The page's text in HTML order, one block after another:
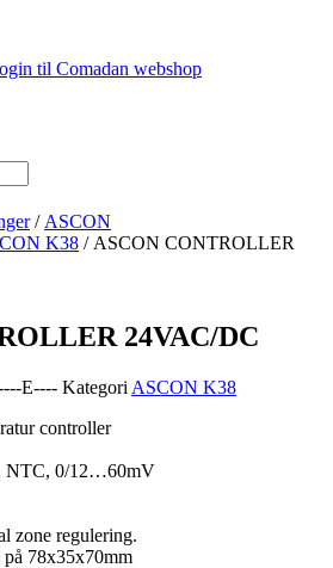
til Comadan webshop
/ ASCON
K38 / ASCON CONTROLLER
24VAC/DC
E---- Kategori ASCON K38
controller
NTC, 0/12…60mV
zone regulering.
78x35x70mm